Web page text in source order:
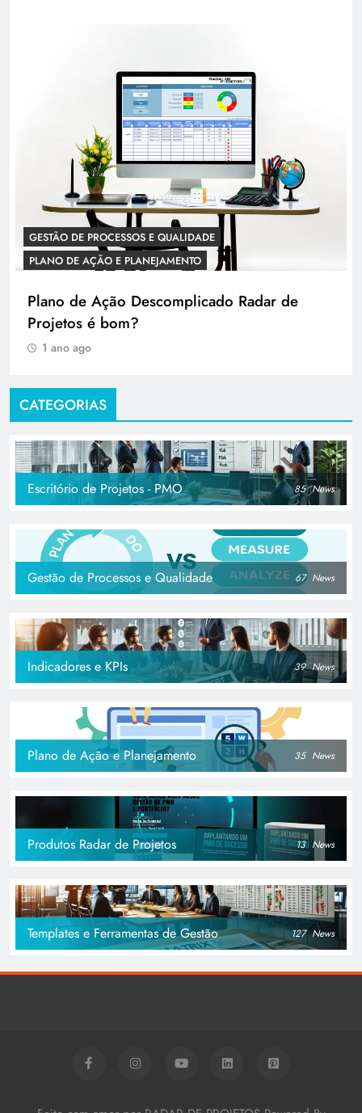
GESTÃO DE PROCESSOS E QUALIDADE
PLANO DE AÇÃO E PLANEJAMENTO
Plano de Ação Descomplicado Radar de
Projetos é bom?
1 ano ago
CATEGORIAS
Escritório de Projetos - PMO 85 News
Gestão de Processos e Qualidade 67 News
Indicadores e KPIs 39 News
Plano de Ação e Planejamento 35 News
Produtos Radar de Projetos 13 News
Templates e Ferramentas de Gestão 127 News